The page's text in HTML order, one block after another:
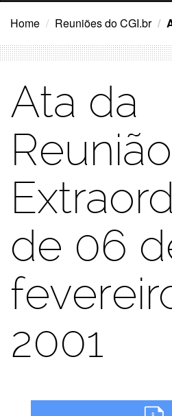
Home Reuniões do CGI.br
Ata da
Reunião
de 06
2001